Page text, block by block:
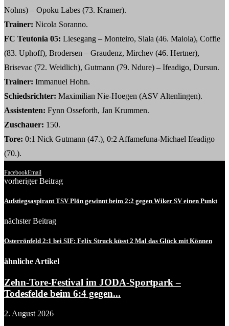
Nohns) – Opoku Labes (73. Kramer).
Trainer: Nicola Soranno.
FC Teutonia 05: Liesegang – Monteiro, Siala (46. Maiola), Coffie
(83. Uphoff), Brodersen – Graudenz, Mirchev (46. Hertner),
Brisevac (72. Weidlich), Gutmann (79. Ndure) – Ifeadigo, Dursun.
Trainer: Immanuel Hohn.
Schiedsrichter: Maximilian Nie-Hoegen (ASV Altenlingen).
Assistenten: Fynn Osseforth, Jan Krummen.
Zuschauer: 150.
Tore: 0:1 Nick Gutmann (47.), 0:2 Affamefuna-Michael Ifeadigo
(70.).
FacebookEmail
vorheriger Beitrag
Aufstiegsaspirant TSV Plön gewinnt beim 2:2 gegen Wiker SV einen Punkt
nächster Beitrag
Osterrönfeld 2:1 bei SIF: Felix Struck küsst 2 Mal das Glück mit Können
ähnliche Artikel
Zehn-Tore-Festival im JODA-Sportpark –
Todesfelde beim 6:4 gegen...
2. August 2026